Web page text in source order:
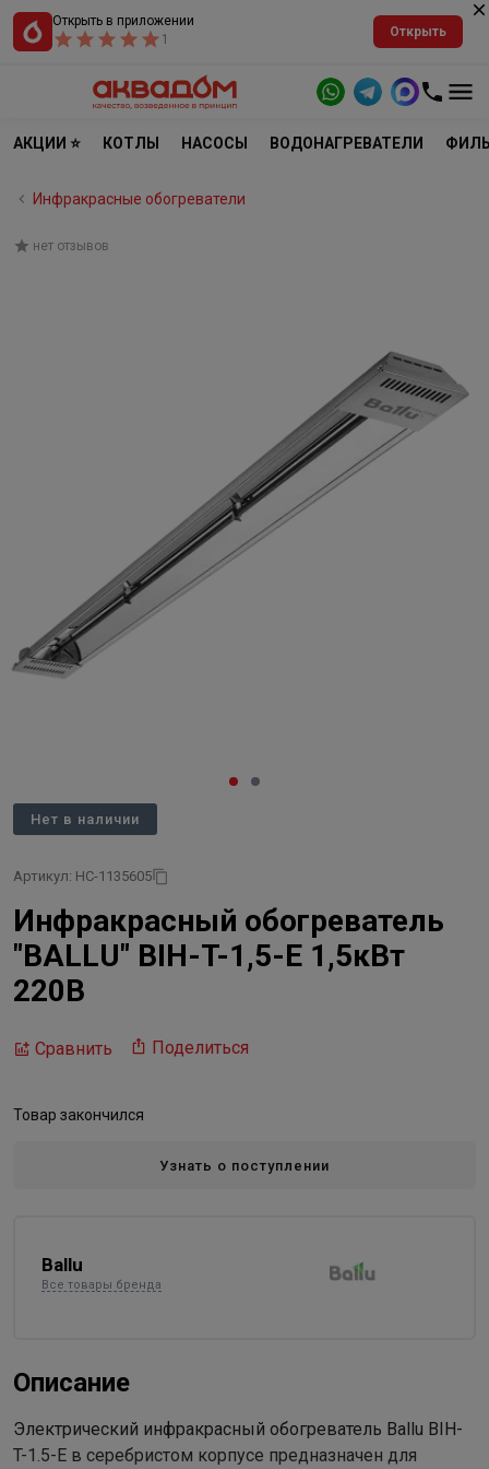
Открыть в приложении
1
Открыть
АКЦИИ ⭐ КОТЛЫ НАСОСЫ ВОДОНАГРЕВАТЕЛИ
Инфракрасные обогреватели
нет отзывов
Нет в наличии
Артикул: НС-1135605
Инфракрасный обогреватель
"BALLU" BIH-T-1,5-E 1,5кВт
220В
Сравнить Поделиться
Товар закончился
Узнать о поступлении
Ballu
Все товары бренда
Описание
Электрический инфракрасный обогреватель Ballu BIH-
T-1.5-E в серебристом корпусе предназначен для